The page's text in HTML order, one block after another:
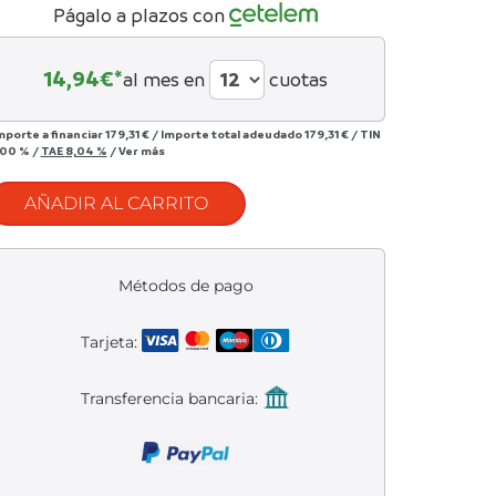
208,00 €.172,00 €.
Págalo a plazos con
14,94€*al mes en cuotas
a financiar179,31 € / Importe total adeudado179,31 €/ TIN
% / TAE 8,04 % /Ver más
AÑADIR AL CARRITO
Métodos de pago
Tarjeta:
Transferencia bancaria: